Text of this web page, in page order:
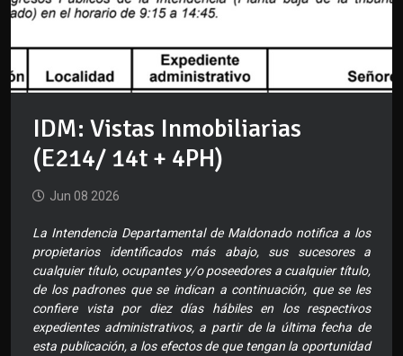
IDM: Vistas Inmobiliarias
(E214/ 14t + 4PH)
Jun 08 2026
La Intendencia Departamental de Maldonado notifica a los
propietarios identificados más abajo, sus sucesores a
cualquier título, ocupantes y/o poseedores a cualquier título,
de los padrones que se indican a continuación, que se les
confiere vista por diez días hábiles en los respectivos
expedientes administrativos, a partir de la última fecha de
esta publicación, a los efectos de que tengan la oportunidad